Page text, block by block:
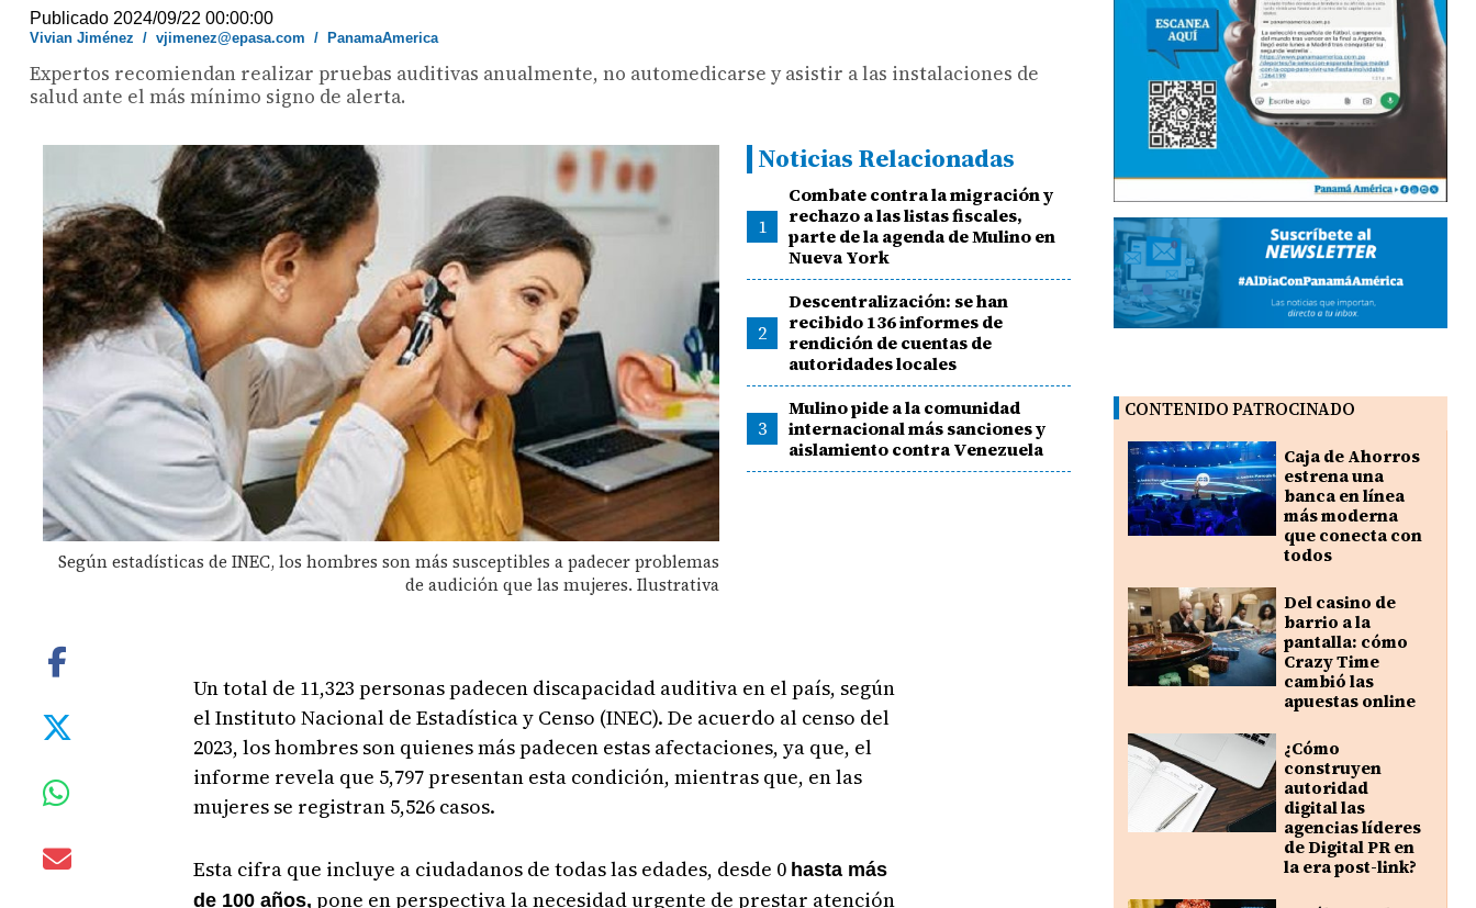
Publicado 2024/09/22 00:00:00
Vivian Jiménez /vjimenez@epasa.com / PanamaAmerica
Expertos recomiendan realizar pruebas auditivas anualmente, no automedicarse y asistir a las instalaciones de
salud ante el más mínimo signo de alerta.
Según estadísticas de INEC, los hombres son más susceptibles a padecer problemas
de audición que las mujeres. Ilustrativa
Noticias Relacionadas
1
Combate contra la migración y
rechazo a las listas fiscales,
parte de la agenda de Mulino en
Nueva York
2
Descentralización: se han
recibido 136 informes de
rendición de cuentas de
autoridades locales
3
Mulino pide a la comunidad
internacional más sanciones y
aislamiento contra Venezuela
Un total de 11,323 personas padecen discapacidad auditiva en el país, según
el Instituto Nacional de Estadística y Censo (INEC). De acuerdo al censo del
2023, los hombres son quienes más padecen estas afectaciones, ya que, el
informe revela que 5,797 presentan esta condición, mientras que, en las
mujeres se registran 5,526 casos.
Esta cifra que incluye a ciudadanos de todas las edades, desde 0 hasta más
de 100 años, pone en perspectiva la necesidad urgente de prestar atención
CONTENIDO PATROCINADO
Caja de Ahorros
estrena una
banca en línea
más moderna
que conecta con
todos
Del casino de
barrio a la
pantalla: cómo
Crazy Time
cambió las
apuestas online
¿Cómo
construyen
autoridad
digital las
agencias líderes
de Digital PR en
la era post-link?